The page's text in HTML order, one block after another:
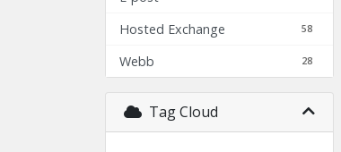
58
Hosted Exchange
28
Webb
Tag Cloud